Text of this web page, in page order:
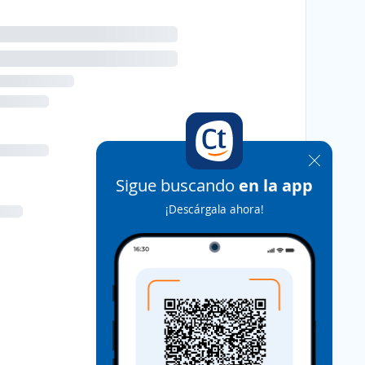
Sigue buscando en la app
¡Descárgala ahora!